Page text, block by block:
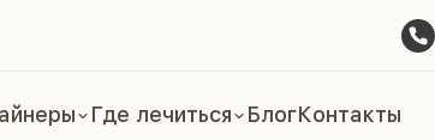
Где лечиться БлогКонтакты